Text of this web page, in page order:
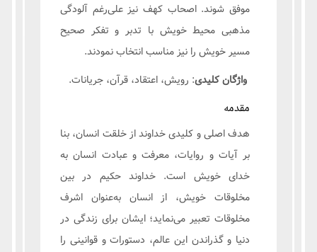
موفق شوند. اصحاب کهف نیز علی‌رغم آلودگی
مذهبی محیط خویش با تدبر و تفکر صحیح
مسیر خویش را نیز مناسب انتخاب نمودند.
واژگان کلیدی: رویش، اعتقاد، قرآن، جریانات.
مقدمه
هدف اصلی و کلیدی خداوند از خلقت انسان، بنا
بر آیات و روایات، معرفت و عبادت انسان به
خدای خویش است. خداوند حکیم در بین
مخلوقات خویش، از انسان به‌عنوان اشرف
مخلوقات تعبیر می‌نماید؛ ایشان برای زندگی در
دنیا و گذراندن این عالم، دستورات و قوانینی را